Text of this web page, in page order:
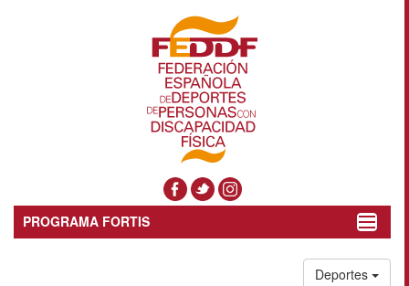
PROGRAMA FORTIS
Toggle
Deportes